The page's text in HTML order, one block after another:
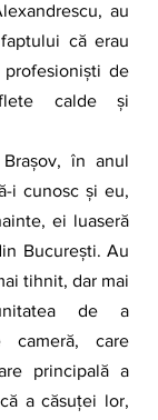
au
că erau
de
calde și
i cunosc și eu,
ei luaseră
București. Au
tihnit, dar mai
de a
cameră, care
principală a
a căsuței lor,